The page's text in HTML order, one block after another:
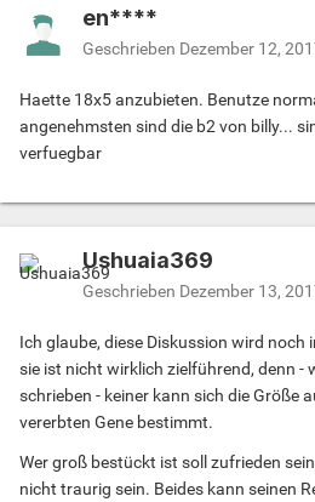
en****
Geschrieben Dezember 12,
Haette 18x5 anzubieten. Benutze
angenehmsten sind die b2 von billy...
verfuegbar
Ushuaia369
Geschrieben Dezember 13,
Ich glaube, diese Diskussion wird
sie ist nicht wirklich zielführend, denn -
schrieben - keiner kann sich die Größe
vererbten Gene bestimmt.
Wer groß bestückt ist soll zufrieden
nicht traurig sein. Beides kann seinen